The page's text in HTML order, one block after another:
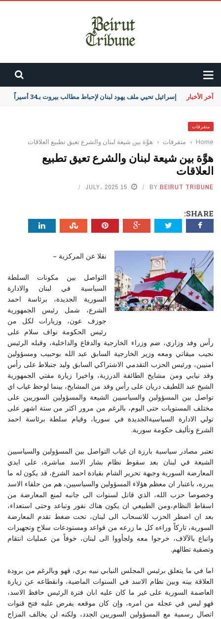
آخر الأخبار إسرائيل تحيي ملف يهود لبنان لإحباط مطالب بيروت بـ34 أسيراً
متفرقات
Home
› متفرقات › هوَّة بين شيعة لبنان والشرع تعيق تطبيع العلاقات
هوَّة بين شيعة لبنان والشرع تعيق تطبيع
العلاقات
BY BEIRUT TRIBUNE 15 JULY، 2025
SHARE:
نقلا عن المركزية –
التواصل بين مكونات السلطة
السياسية في لبنان والادارة
السورية الجديدة، برئاسة احمد
الشرع، شمل رئيس الجمهورية
جوزف عون، وزيارات لكل من
رئيس الحكومة نواف سلام على
رأس وفد وزاري، ضم وزراء الخارجية والدفاع والداخلية، وقبله الرئيس
نجيب ميقاتي ومعه وزير الخارجية السابق عبد الله بوحبيب ومسؤولين
امنيين، ورئيس الحزب التقدمي الاشتراكي السابق وليد جنبلاط على رأس
وفد نيابي ومن مشايخ الطائفة الدرزية، واخيرا زيارة مفتي الجمهورية
الشيخ عبد اللطيف دريان على رأس وفد من المشايخ، بينما لوحظ غياب اي
تواصل بين المسؤولين والسياسيين الشيعة والمسؤولين السوريين على
مختلف المستويات حتى اليوم، بالرغم من مرور اكثر من ستة اشهر على
تولي الادارة السياسيةالجديدة في سوريا، وقيام سلطة برئاسة احمد
الشرع وتأليف حكومة سورية.
تعتبر مصادر سياسية بارزة ان غياب التواصل بين المسؤولين والسياسيين
الشيعة في لبنان بعد سقوط نظام بشار الاسد مباشرة، على ايدي
المعارضة السورية وجبهة تحرير الشام بقيادة احمد الشرع، قد يكون له ما
يبرره، باعتبار ان معظم هؤلاء المسؤولين والسياسيين، هم من حلفاء الاسد
وخصوصا حزب الله، الذي قاتل لسنوات الى جانبه لمنع المعارضة من
اسقاط النظام،ومن الطبيعي ان يكون هناك نفور وتباعد وحتى استعداء،
بعد ان اضطر الحزب للانسحاب الى لبنان، تحت ضغط تقدم المعارضة
السورية، تاركاً وراءه كل ما زرعه من قواعد ومستودعات سلاح وتجهيزات
واتباع بالآلاف، خرجوا معه ولجأووا الى لبنان، خوفاً من عمليات انتقام
وتصفية تطالهم.
اما في ما يتعلق برئيس المجلس النيابي نبيه بري، فهو وبالرغم من برودة
العلاقة بينه وبين نظام الاسد في السنوات الماضية، وانقطاعه عن زيارة
العاصمة السورية على غير ما كان عليه ابان فترة الرئيس حافظ الاسد،
فهو ليس في عجلة من امره، وإن كان موقعه يفرض عليه فتح قنوات
اتصال رسمية مع المسؤولين السوريين الجدد، ولكنه لن يخالف المزاج